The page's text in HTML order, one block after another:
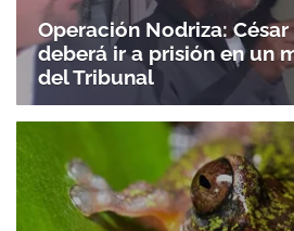
Operación Nodriza:
deberá ir a prisión en un
del Tribunal